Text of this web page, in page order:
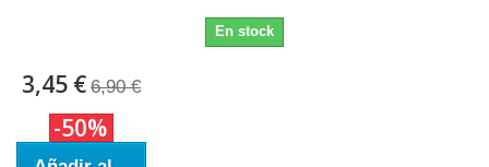
En stock
3,45 € 6,90 €
-50%